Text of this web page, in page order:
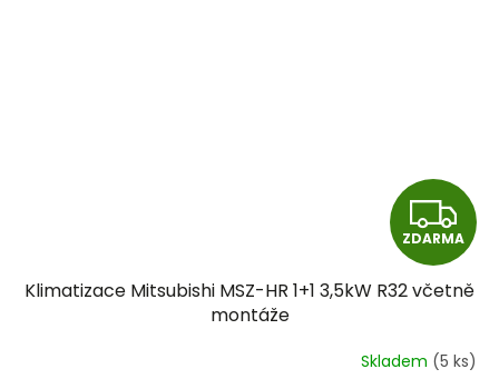
Z
D
A
R
ZDARMA
Klimatizace Mitsubishi MSZ-HR 1+1 3,5kW R32 včetně
montáže
Skladem (5 ks)